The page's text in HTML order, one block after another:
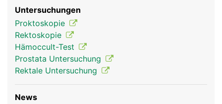
Untersuchungen
Proktoskopie
Rektoskopie
Hämoccult-Test
Prostata Untersuchung
Rektale Untersuchung
News